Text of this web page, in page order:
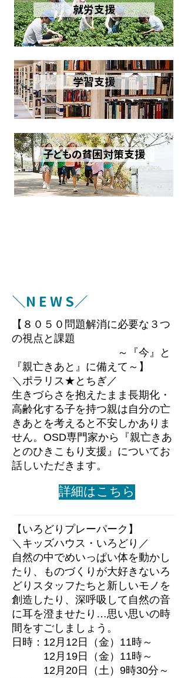
就労支援
学習支援
子どもの貧困対策支援
​＼N E W S／
​【８０５０問題解消に必要な３つ
の視点と課題
～『今』と
『親亡きあと』に備えて～】
＼ポラリス★とちぎ／
​生きづらさを抱えたまま長期化・
高齢化する子を持つ親は自分の亡
きあとを考えると不安しかありま
せん。OSD専門家から『親亡きあ
とのひきこもり支援』についてお
話しいただきます。
詳細はこちら
【いろどりプレーパーク】​
＼キッズハウス・いろどり／
​自然の中でめいっぱい体を動かし
たり、ものづくりが大好きないろ
どりスタッフたちと新しいモノを
創造したり、深呼吸して自然の音
に耳を澄ませたり…思い思いの時
間をすごしましょう。
日時：12月12 日（金）11時～
12月19日（金）11時～
12月20日（土）9時30分～